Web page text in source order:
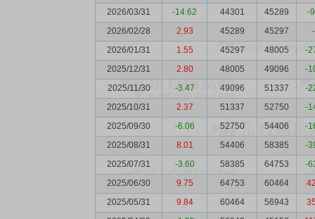
2026/03/31
-14.62 44301 45289
-
2026/02/28
2.93 45289 45297
2026/01/31
1.55 45297 48005
-
2025/12/31
2.80 48005 49096
-
2025/11/30
-3.47 49096 51337
-
2025/10/31
2.37 51337 52750
-
2025/09/30
-6.06 52750 54406
-
2025/08/31
8.01 54406 58385
-
2025/07/31
-3.60 58385 64753
-
2025/06/30
9.75 64753 60464
2025/05/31
9.84 60464 56943